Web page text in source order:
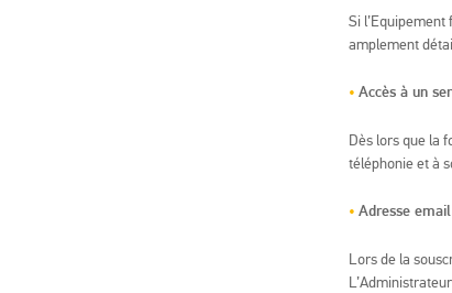
Si
amplement
Accès à un
Dès lors que la
téléphonie et à
Adresse
Lors de la